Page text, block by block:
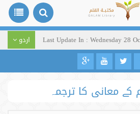
Last Update In : Wednesday 28 اردو
کے معانی کا ترجمہ